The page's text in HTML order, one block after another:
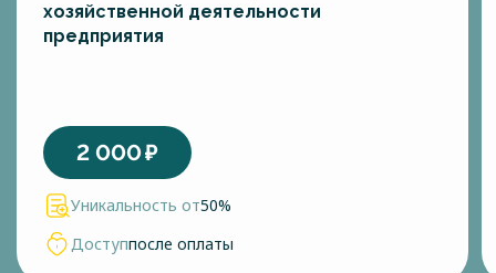
хозяйственной деятельности
предприятия
2 000₽
Уникальность от50%
Доступпосле оплаты